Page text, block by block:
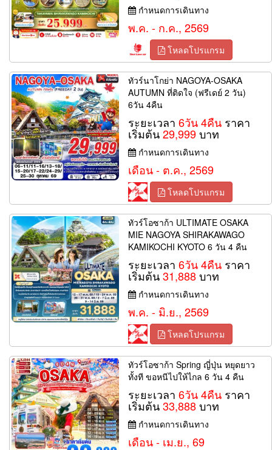
กำหนดการเดินทาง
พ.ค. - ก.ค., 2569
โหลดโปรแกรม
ทัวร์นาโกย่า NAGOYA-OSAKA
AUTUMN ที่ติดใจ (ฟรีเดย์ 2 วัน)
6วัน 4คืน
ระยะเวลา6วัน 4คืน ราคา
เริ่มต้น29,999บาท
กำหนดการเดินทาง
เดือน - ต.ค., 2569
โหลดโปรแกรม
ทัวร์โอซาก้า ULTIMATE OSAKA
MIE NAGOYA SHIRAKAWAGO
KAMIKOCHI KYOTO 6 วัน 4 คืน
ระยะเวลา6วัน 4คืน ราคา
เริ่มต้น31,888บาท
กำหนดการเดินทาง
พ.ค. - มิ.ย., 2569
โหลดโปรแกรม
ทัวร์โอซาก้า Spring ญี่ปุ่น หยุดยาว
ทั้งที ขอหนีไปให้ไกล 6 วัน 4 คืน
ระยะเวลา6วัน 4คืน ราคา
เริ่มต้น33,888บาท
กำหนดการเดินทาง
เดือน - เม.ย., 69